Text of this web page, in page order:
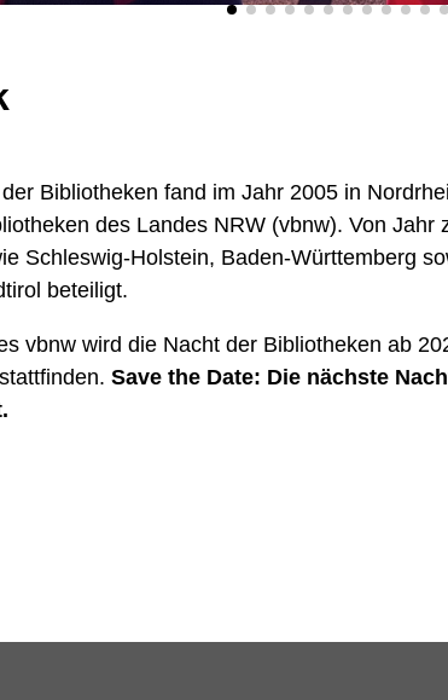
Bibliotheken fand im Jahr 2005 in
des Landes NRW (vbnw). Von Jahr
Schleswig-Holstein, Baden-Württemberg
beteiligt.
vbnw wird die Nacht der Bibliotheken ab
Save the Date: Die nächste